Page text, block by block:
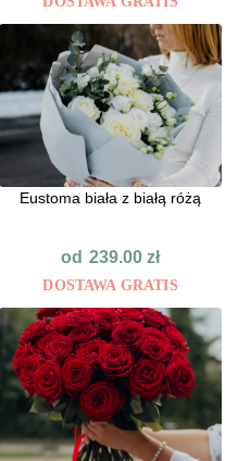
Eustoma biała z białą różą
od 239.00zł
DOSTAWA GRATIS